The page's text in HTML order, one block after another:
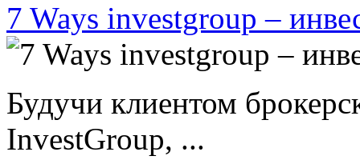
7 Ways investgroup –
Будучи клиентом
InvestGroup, ...